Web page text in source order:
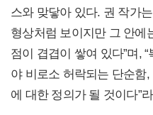
스와 맞닿아 있다. 권 작가
형상처럼 보이지만 그 안에
점이 겹겹이 쌓여 있다”며,
야 비로소 허락되는 단순함
에 대한 정의가 될 것이다”